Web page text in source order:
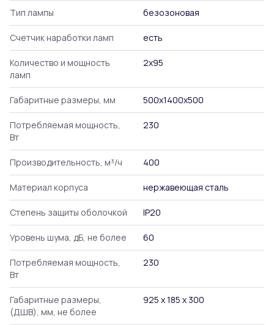
Тип лампы безозоновая
Счетчик наработки ламп есть
Количество и мощность
ламп
2х95
Габаритные размеры, мм 500х1400х500
Потребляемая мощность,
Вт
230
Производительность, м³/ч 400
Материал корпуса нержавеющая сталь
Степень защиты оболочкой IP20
Уровень шума, дБ, не более 60
Потребляемая мощность,
Вт
230
Габаритные размеры,
(ДШВ), мм, не более
925 х 185 х 300